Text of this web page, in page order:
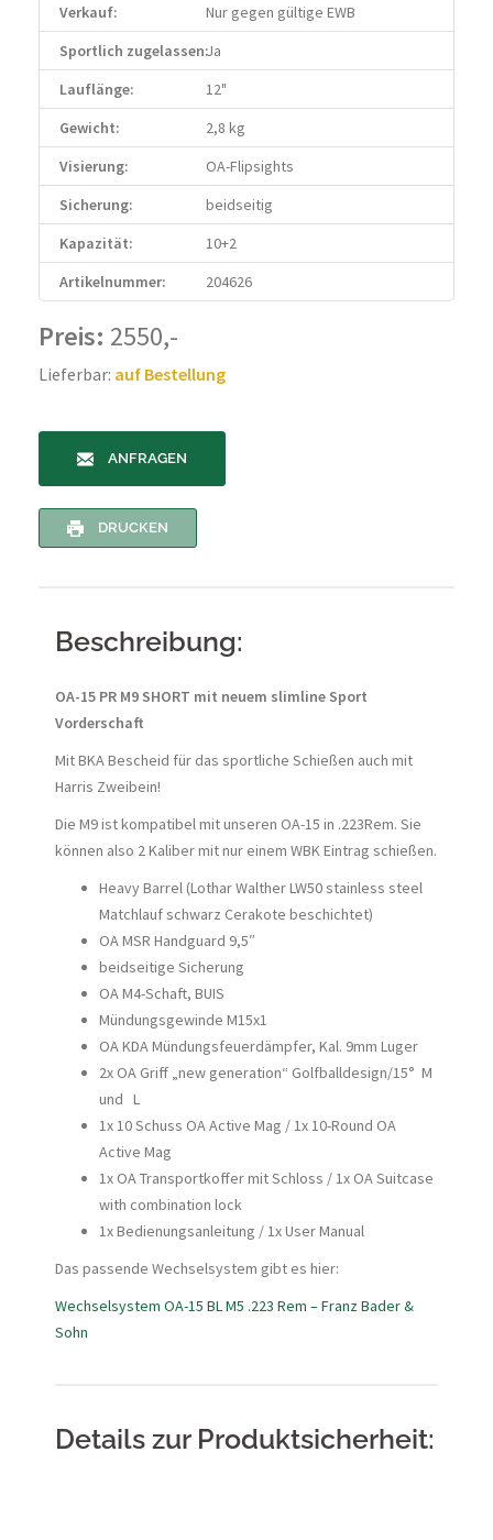
Verkauf:
Nur gegen gültige EWB
Sportlich zugelassen:Ja
Lauflänge:
12"
Gewicht:
2,8 kg
Visierung:
OA-Flipsights
Sicherung:
beidseitig
Kapazität:
10+2
Artikelnummer:
204626
Preis: 2550,-
Lieferbar: auf Bestellung
ANFRAGEN
DRUCKEN
Beschreibung:
OA-15 PR M9 SHORT mit neuem slimline Sport
Vorderschaft
Mit BKA Bescheid für das sportliche Schießen auch mit
Harris Zweibein!
Die M9 ist kompatibel mit unseren OA-15 in .223Rem. Sie
können also 2 Kaliber mit nur einem WBK Eintrag schießen.
Heavy Barrel (Lothar Walther LW50 stainless steel
Matchlauf schwarz Cerakote beschichtet)
OA MSR Handguard 9,5″
beidseitige Sicherung
OA M4-Schaft, BUIS
Mündungsgewinde M15x1
OA KDA Mündungsfeuerdämpfer, Kal. 9mm Luger
2x OA Griff „new generation“ Golfballdesign/15° M
und L
1x 10 Schuss OA Active Mag / 1x 10-Round OA
Active Mag
1x OA Transportkoffer mit Schloss / 1x OA Suitcase
with combination lock
1x Bedienungsanleitung / 1x User Manual
Das passende Wechselsystem gibt es hier:
Wechselsystem OA-15 BL M5 .223 Rem – Franz Bader &
Sohn
Details zur Produktsicherheit: